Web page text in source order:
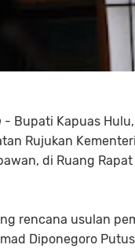
- Bupati Kapuas
Rujukan
di Ruang
rencana usulan
Diponegoro